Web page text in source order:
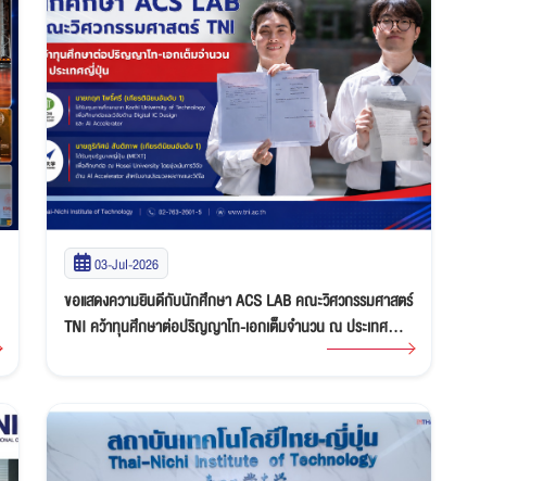
03-Jul-2026
ขอแสดงความยินดีกับนักศึกษา ACS LAB คณะวิศวกรรมศาสตร์
TNI คว้าทุนศึกษาต่อปริญญาโท-เอกเต็มจำนวน ณ ประเทศ